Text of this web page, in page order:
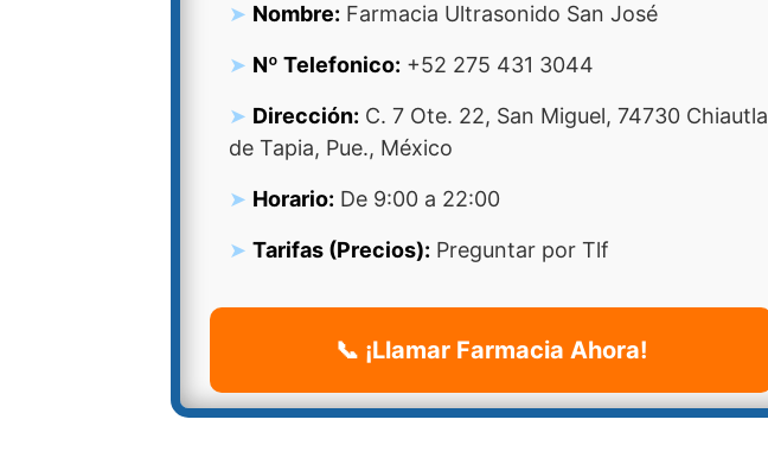
Nombre: Farmacia Ultrasonido San José
Nº Telefonico: +52 275 431 3044
Dirección: C. 7 Ote. 22, San Miguel, 74730 Chiautla
de Tapia, Pue., México
Horario: De 9:00 a 22:00
Tarifas (Precios): Preguntar por Tlf
📞 ¡Llamar Farmacia Ahora!